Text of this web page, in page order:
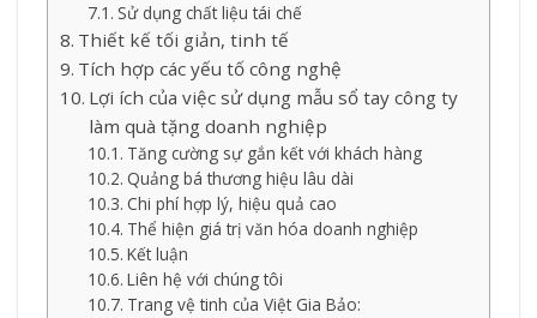
Sử dụng chất liệu tái chế
Thiết kế tối giản, tinh tế
Tích hợp các yếu tố công nghệ
Lợi ích của việc sử dụng mẫu sổ tay công ty
làm quà tặng doanh nghiệp
Tăng cường sự gắn kết với khách hàng
Quảng bá thương hiệu lâu dài
Chi phí hợp lý, hiệu quả cao
Thể hiện giá trị văn hóa doanh nghiệp
Kết luận
Liên hệ với chúng tôi
Trang vệ tinh của Việt Gia Bảo: